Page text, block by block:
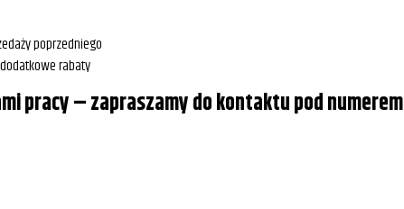
poprzedniego
rabaty
pracy – zapraszamy do kontaktu pod numerem